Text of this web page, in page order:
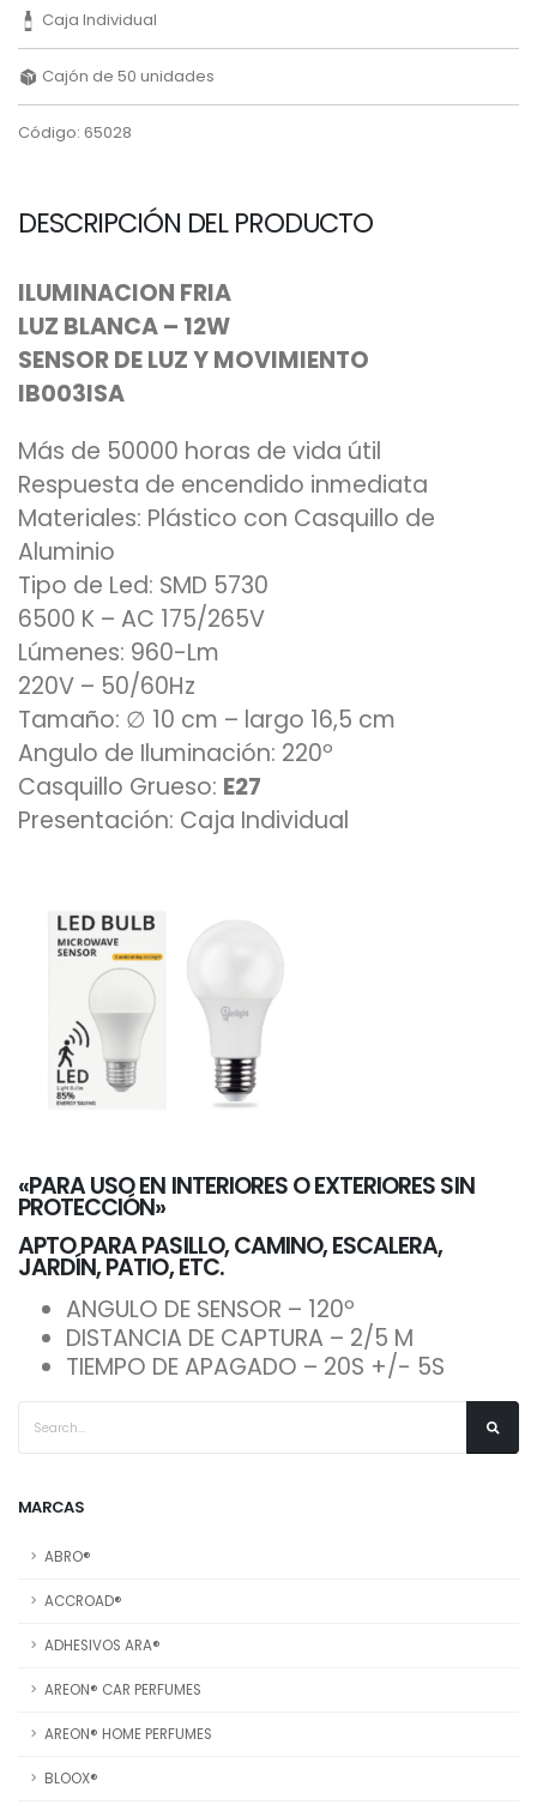
MARCAS
ABRO®
ACCROAD®
ADHESIVOS ARA®
AREON® CAR PERFUMES
AREON® HOME PERFUMES
BLOOX®
Caja Individual
Cajón de 50 unidades
Código: 65028
DESCRIPCIÓN DEL PRODUCTO
ILUMINACION FRIA
LUZ BLANCA – 12W
SENSOR DE LUZ Y MOVIMIENTO
IB003ISA
Más de 50000 horas de vida útil
Respuesta de encendido inmediata
Materiales: Plástico con Casquillo de
Aluminio
Tipo de Led: SMD 5730
6500 K – AC 175/265V
Lúmenes: 960-Lm
220V – 50/60Hz
Tamaño: ∅ 10 cm – largo 16,5 cm
Angulo de Iluminación: 220º
Casquillo Grueso: E27
Presentación: Caja Individual
«PARA USO EN INTERIORES O EXTERIORES SIN
PROTECCIÓN»
APTO PARA PASILLO, CAMINO, ESCALERA,
JARDÍN, PATIO, ETC.
ANGULO DE SENSOR – 120º
DISTANCIA DE CAPTURA – 2/5 M
TIEMPO DE APAGADO – 20S +/- 5S